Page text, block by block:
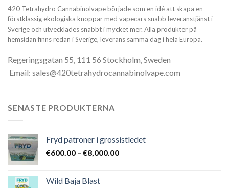
420 Tetrahydro Cannabinolvape började som en idé att skapa en
förstklassig ekologiska knoppar med vapecars snabb leveranstjänst i
Sverige och utvecklades snabbt i mycket mer. Alla produkter på
hemsidan finns redan i Sverige, leverans samma dag i hela Europa.
Regeringsgatan 55, 111 56 Stockholm, Sweden
Email: sales@420tetrahydrocannabinolvape.com
SENASTE PRODUKTERNA
Fryd patroner i grossistledet
€600.00 – €8,000.00Prisintervall:
Wild Baja Blast